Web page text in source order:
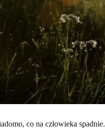
co na człowieka spadnie.